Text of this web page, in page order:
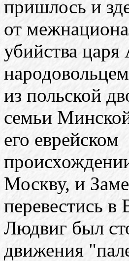
пришлось и
от
убийства
из польской
семьи
его еврейском
Москву, и
перевестись в
Людвиг был
движения